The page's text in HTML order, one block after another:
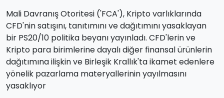
Mali Davranış Otoritesi ('FCA'), Kripto varlıklarında
CFD'nin satışını, tanıtımını ve dağıtımını yasaklayan
bir PS20/10 politika beyanı yayınladı. CFD'lerin ve
Kripto para birimlerine dayalı diğer finansal ürünlerin
dağıtımına ilişkin ve Birleşik Krallık'ta ikamet edenlere
yönelik pazarlama materyallerinin yayılmasını
yasaklıyor